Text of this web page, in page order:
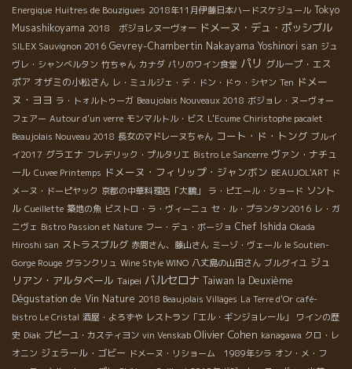
Energique Huitres de Bouzigues 2018年11月伊藤日本ハードスケジュール Tokyo
Musashikoyama 2018 ボジョレヌーヴォー ドメーヌ・デュ・ポッシブル
SILEX Sauvignon 2016 Gevrey-Chambertin Nakayama Yoshinori san ジュ
ヴレ・シャンべルタン 竹ちゃん カナダ パリのワイン食堂 パリ グループ・エス
ポア オザミの小松さん レ・ミュルジェ・デ・ドン・ドゥ・シヤン Ten ドメー
ヌ・ヨヨ ラ・トォルトゥーガ Beaujolais Nouveaux 2018 ボジョレ・ヌーヴォー
フェアー Autour d'un verre モンマルトル・ビス L'Ecume Chiristophe pacalet
Beaujolais Nouveau 2018 長女のマドレーヌちゃん コート・ド・トング ブルイ
イ2017 グラエナ フレデリック・プルタリエ Bistro Le Sancerre ヴァン・ナチュ
ール Cuvee Printemps ドメーヌ・フィリップ・ジャンボン BEAUJOL'ART ド
メーヌ・ドーピヤック 京都の中華料理店「大鵬」 ラ・ピエール・ショード ソント
ル Cueillette 築地の魚 ビストロ・ラ・ヴィーニュ セ・ル・プランタン2016 レ・ガ
ニヴェ Bistro Passion et Nature フー・デュ・ボージョ Chef Ishida Okada
Hiroshi san ストラスブルグ 赤間さん、藤山さん ミーゾ・ヴェール le Soutien-
Gorge Rouge グランクリュ Wine Style WINO 八丈島の山田さん ブルグイユ ジュ
リアン・アルタベール Taipei バルセロナ Taiwan la Deuxième
Dégustation de Vin Nature 2018 Beaujolais Villages La Terre d'Or café-
bistro Le Cristal 酒屋・よろずや レストラン「エル・ギンジョレール」
ワインの歴
史 Diak プピーユ・カスティヨン vin Venskab Olivier Cohen kanagawa クロ・レ
オニン ジェラール・ゴビー ドメーヌ・リショーム 1989年シラ オン・メ・フ